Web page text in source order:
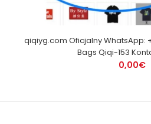
qiqiyg.com Oficjalny WhatsApp:
Bags Qiqi-153
0,00€